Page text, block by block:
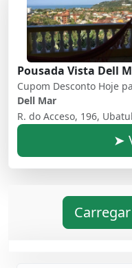
Pousada Vista Dell
Cupom Desconto Hoje
Dell Mar
R. do Acceso, 196,
➤